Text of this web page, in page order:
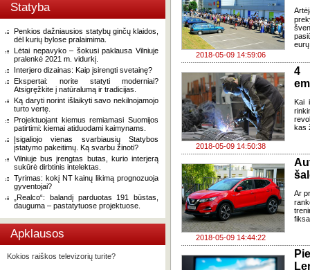
Statyba
Penkios dažniausios statybų ginčų klaidos,
dėl kurių bylose pralaimima.
Lėtai nepavyko – šokusi paklausa Vilniuje
pralenkė 2021 m. vidurkį.
Interjero dizainas: Kaip įsirengti svetainę?
Ekspertai: norite statyti moderniai?
Atsigręžkite į natūralumą ir tradicijas.
Ką daryti norint išlaikyti savo nekilnojamojo
turto vertę.
Projektuojant kiemus remiamasi Suomijos
patirtimi: kiemai atiduodami kaimynams.
Įsigaliojo vienas svarbiausių Statybos
įstatymo pakeitimų. Ką svarbu žinoti?
Vilniuje bus įrengtas butas, kurio interjerą
sukūrė dirbtinis intelektas.
Tyrimas: kokį NT kainų likimą prognozuoja
gyventojai?
„Realco“: balandį parduotas 191 būstas,
dauguma – pastatytuose projektuose.
Apklausos
Kokios raiškos televizorių turite?
2018-05-09 14:59:06
2018-05-09 14:50:38
4
Kai
kas
2018-05-09 14:44:22
Ar